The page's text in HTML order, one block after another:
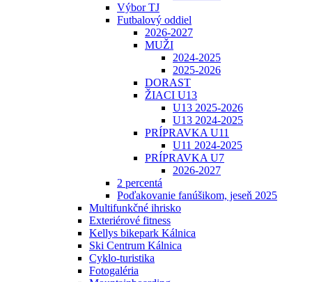
Výbor TJ
Futbalový oddiel
2026-2027
MUŽI
2024-2025
2025-2026
DORAST
ŽIACI U13
U13 2025-2026
U13 2024-2025
PRÍPRAVKA U11
U11 2024-2025
PRÍPRAVKA U7
2026-2027
2 percentá
Poďakovanie fanúšikom, jeseň 2025
Multifunkčné ihrisko
Exteriérové fitness
Kellys bikepark Kálnica
Ski Centrum Kálnica
Cyklo-turistika
Fotogaléria